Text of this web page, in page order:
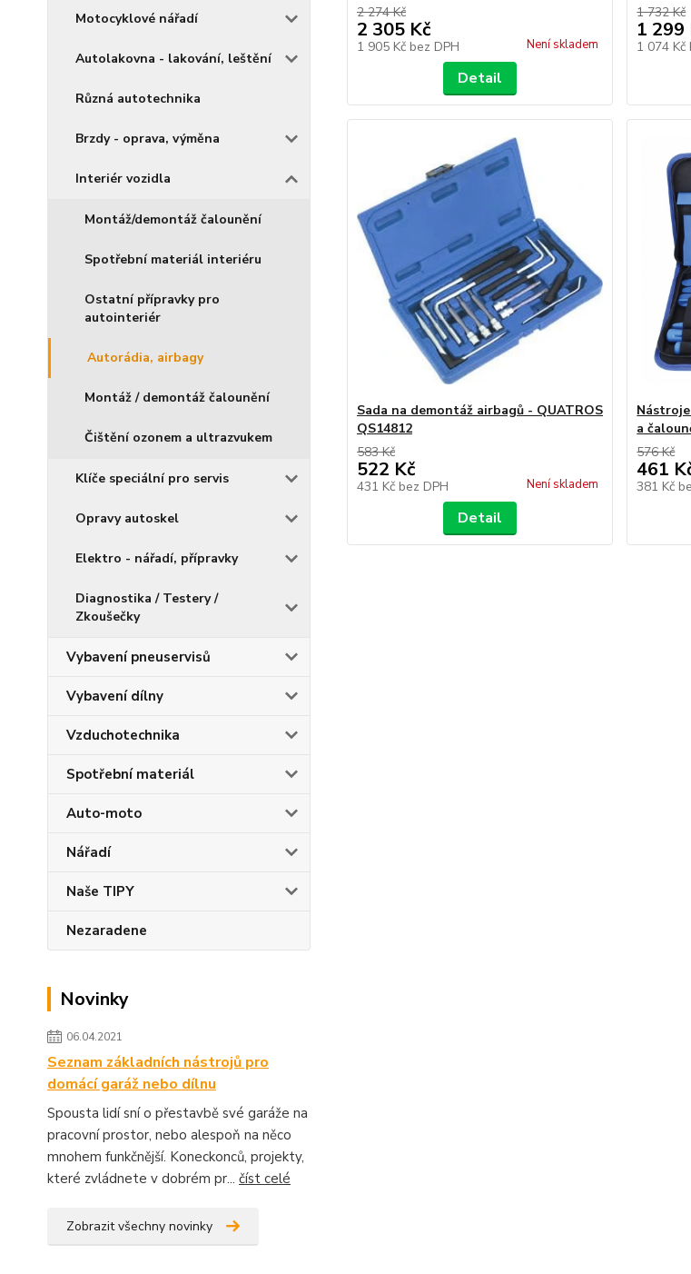
Motocyklové nářadí
Autolakovna - lakování, leštění
Různá autotechnika
Brzdy - oprava, výměna
Interiér vozidla
Montáž/demontáž čalounění
Spotřební materiál interiéru
Ostatní přípravky pro
autointeriér
Autorádia, airbagy
Montáž / demontáž čalounění
Čištění ozonem a ultrazvukem
Klíče speciální pro servis
Opravy autoskel
Elektro - nářadí, přípravky
Diagnostika / Testery /
Zkoušečky
Vybavení pneuservisů
Vybavení dílny
Vzduchotechnika
Spotřební materiál
Auto-moto
Nářadí
Naše TIPY
Nezaradene
Novinky
06.04.2021
Seznam základních nástrojů pro
domácí garáž nebo dílnu
Spousta lidí sní o přestavbě své garáže na
pracovní prostor, nebo alespoň na něco
mnohem funkčnější. Koneckonců, projekty,
které zvládnete v dobrém pr... číst celé
Zobrazit všechny novinky
2 274 Kč
2 305 Kč
1 905 Kč bez DPH Není skladem
Detail
1 732 Kč
1 299
1 074 Kč
Sada na demontáž airbagů - QUATROS
QS14812
583 Kč
522 Kč
431 Kč bez DPH Není skladem
Detail
a
576 Kč
461
381 Kč